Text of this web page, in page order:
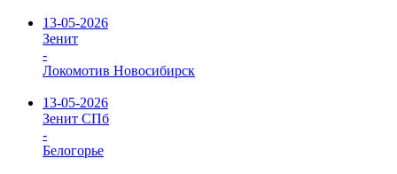
13-05-2026
Зенит
-
Локомотив Новосибирск
13-05-2026
Зенит СПб
-
Белогорье